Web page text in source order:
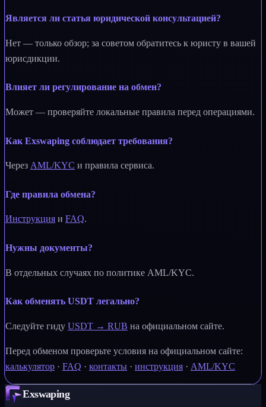
Является ли статья юридической консультацией?
Нет — только обзор; за советом обратитесь к юристу в вашей
юрисдикции.
Влияет ли регулирование на обмен?
Может — проверяйте локальные правила перед операциями.
Как Exswaping соблюдает требования?
Через AML/KYC и правила сервиса.
Где правила обмена?
Инструкция и FAQ.
Нужны документы?
В отдельных случаях по политике AML/KYC.
Как обменять USDT легально?
Следуйте гиду USDT → RUB на официальном сайте.
Перед обменом проверьте условия на официальном сайте:
калькулятор · FAQ · контакты · инструкция · AML/KYC
Exswaping